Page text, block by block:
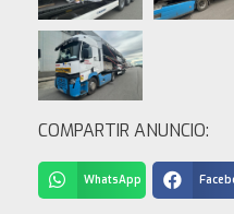
COMPARTIR ANUNCIO:
WhatsApp